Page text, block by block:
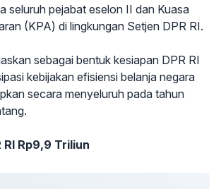
seluruh pejabat eselon II dan Kuasa
(KPA) di lingkungan Setjen DPR RI.
sebagai bentuk kesiapan DPR RI
kebijakan efisiensi belanja negara
secara menyeluruh pada tahun
RI Rp9,9 Triliun